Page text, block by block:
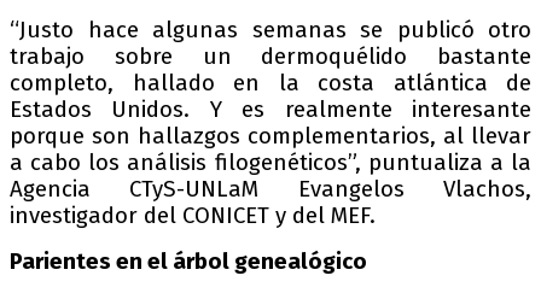
“Justo hace algunas semanas se publicó otro
trabajo sobre un dermoquélido bastante
completo, hallado en la costa atlántica de
Estados Unidos. Y es realmente interesante
porque son hallazgos complementarios, al llevar
a cabo los análisis filogenéticos”, puntualiza a la
Agencia CTyS-UNLaM Evangelos Vlachos,
investigador del CONICET y del MEF.
Parientes en el árbol genealógico